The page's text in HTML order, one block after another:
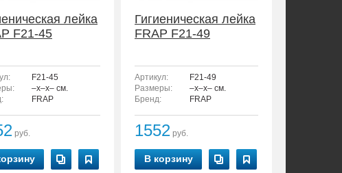
лейка
F21-45
F21-45
–x–x– см.
FRAP
руб.
Гигиеническая лейка
FRAP F21-49
Артикул:
F21-49
Размеры:
–x–x– см.
Бренд:
FRAP
1552 руб.
В корзину